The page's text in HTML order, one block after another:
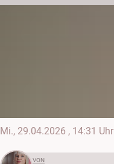
Mi., 29.04.2026 , 14:31 Uhr
VON